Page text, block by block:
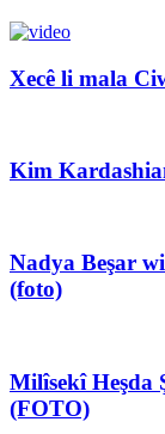
Xecê li mala
Kim
Nadya Beşar
(foto)
Milîsekî Heşda
(FOTO)